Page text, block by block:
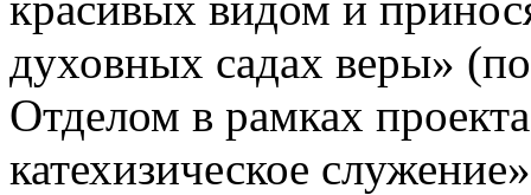
духовных садах веры»
Отделом в рамках
катехизическое